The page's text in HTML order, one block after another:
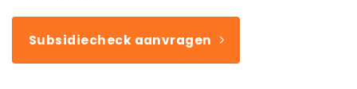
Subsidiecheck aanvragen